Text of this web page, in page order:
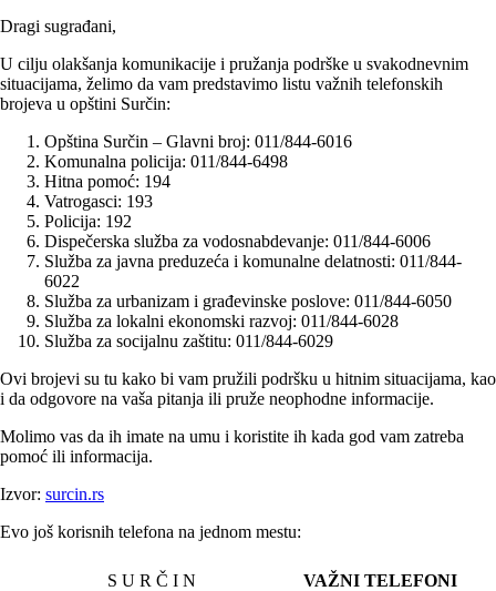
Dragi sugrađani,
U cilju olakšanja komunikacije i pružanja podrške u svakodnevnim
situacijama, želimo da vam predstavimo listu važnih telefonskih
brojeva u opštini Surčin:
Opština Surčin – Glavni broj: 011/844-6016
Komunalna policija: 011/844-6498
Hitna pomoć: 194
Vatrogasci: 193
Policija: 192
Dispečerska služba za vodosnabdevanje: 011/844-6006
Služba za javna preduzeća i komunalne delatnosti: 011/844-
6022
Služba za urbanizam i građevinske poslove: 011/844-6050
Služba za lokalni ekonomski razvoj: 011/844-6028
Služba za socijalnu zaštitu: 011/844-6029
Ovi brojevi su tu kako bi vam pružili podršku u hitnim situacijama, kao
i da odgovore na vaša pitanja ili pruže neophodne informacije.
Molimo vas da ih imate na umu i koristite ih kada god vam zatreba
pomoć ili informacija.
Izvor: surcin.rs
Evo još korisnih telefona na jednom mestu:
S U R Č I N
VAŽNI TELEFONI